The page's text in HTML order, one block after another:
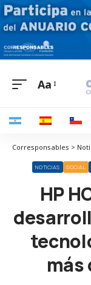
Aa
NOTICIAS SOCIAL
HP
más